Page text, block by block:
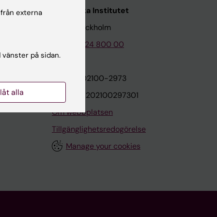
Karolinska Institutet
171 77 Stockholm
Tel: 08-524 800 00
Org.nr: 202100-2973
VAT.nr: SE202100297301
Om webbplatsen
Tillgänglighetsredogörelse
Manage your cookies
externa
på sidan.
alla